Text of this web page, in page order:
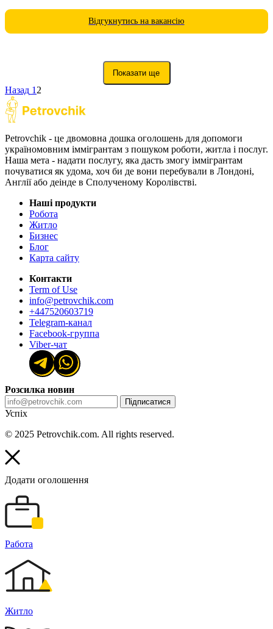
Відгукнутись на вакансію
Показати ще
Назад 1 2
Petrovchik - це двомовна дошка оголошень для допомоги
україномовним іммігрантам з пошуком роботи, житла і послуг.
Наша мета - надати послугу, яка дасть змогу іммігрантам
почуватися як удома, хоч би де вони перебували в Лондоні,
Англії або деінде в Сполученому Королівстві.
Наші продукти
Робота
Житло
Бизнес
Блог
Карта сайту
Контакти
Term of Use
info@petrovchik.com
+447520603719
Telegram-канал
Facebook-группа
Viber-чат
Розсилка новин
Підписатися
Успіх
© 2025 Petrovchik.com. All rights reserved.
Додати оголошення
Работа
Житло